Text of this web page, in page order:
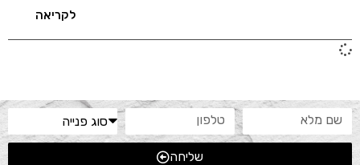
לקריאה
שליחה